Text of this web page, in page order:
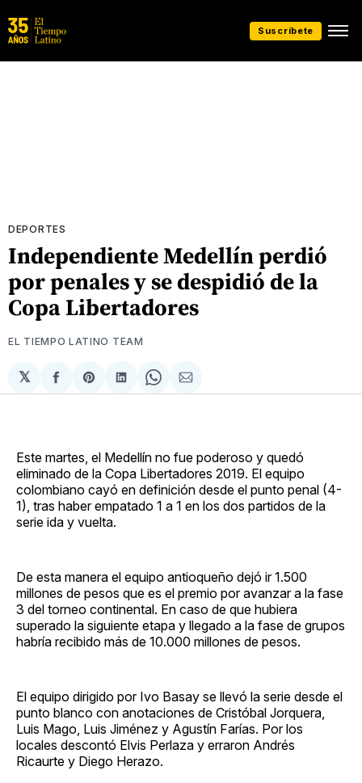
Suscríbete
DEPORTES
Independiente Medellín perdió
por penales y se despidió de la
Copa Libertadores
EL TIEMPO LATINO TEAM
𝕏
Compartir
en
Share
on
Compartir
en
Share
on
Compartir
via
Este martes, el Medellín no fue poderoso y quedó
eliminado de la Copa Libertadores 2019. El equipo
colombiano cayó en definición desde el punto penal (4-
1), tras haber empatado 1 a 1 en los dos partidos de la
serie ida y vuelta.
De esta manera el equipo antioqueño dejó ir 1.500
millones de pesos que es el premio por avanzar a la fase
3 del torneo continental. En caso de que hubiera
superado la siguiente etapa y llegado a la fase de grupos
habría recibido más de 10.000 millones de pesos.
El equipo dirigido por Ivo Basay se llevó la serie desde el
punto blanco con anotaciones de Cristóbal Jorquera,
Luis Mago, Luis Jiménez y Agustín Farías. Por los
locales descontó Elvis Perlaza y erraron Andrés
Ricaurte y Diego Herazo.